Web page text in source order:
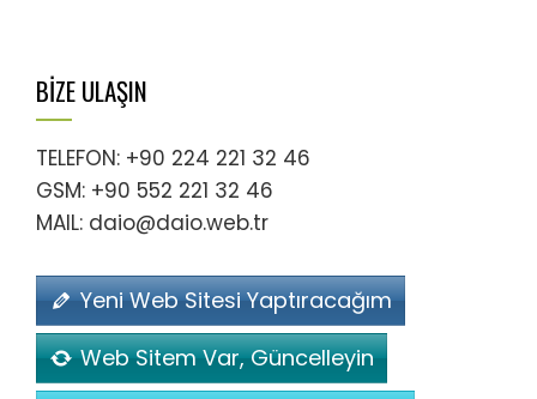
BİZE ULAŞIN
TELEFON: +90 224 221 32 46
GSM: +90 552 221 32 46
MAIL: daio@daio.web.tr
Yeni Web Sitesi Yaptıracağım
Web Sitem Var, Güncelleyin